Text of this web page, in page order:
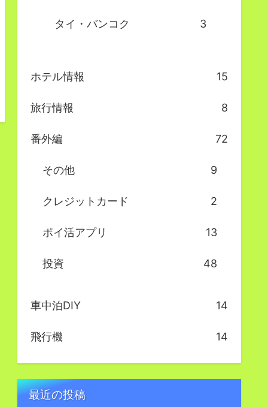
タイ・バンコク 3
ホテル情報 15
旅行情報 8
番外編 72
その他 9
クレジットカード 2
ポイ活アプリ 13
投資 48
車中泊DIY 14
飛行機 14
最近の投稿